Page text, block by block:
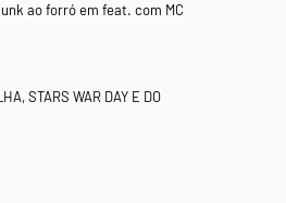
ao forró em feat. com MC
STARS WAR DAY E DO